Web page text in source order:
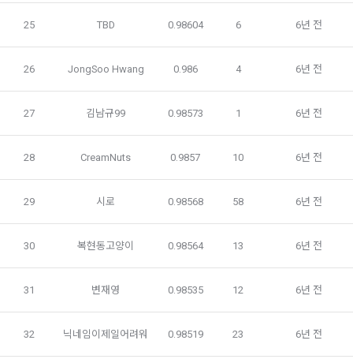
이지의 공지게시판에 그 적용일자 7일 이전부터 적용일자 전일
까지 공지한다.
5. '회사' 약관의 조항에 따른 정책을 제정 및 변경할 권리를 가지
용일자 전일까지 공지한다.
경된 약관이 공지된 지 15일 이내에 거부의사를 표명할 수 있다.
"회원"이 거부하는 경우 본 서비스 제공자인 "회사"는 15일의 기
간을 정하여 "회원"에게 사전 통지 후 당해 "회원"과의 계약을 해
으로 간주한다.
제 4 조 (약관의 해석)
관한법률, 전기통신기본법, 전기통신사업법, 정보통신망이용촉
니다. 추가로 개인정보를 수집할 경우에는 해당 개인정보 수집
시점에서 이용자에게 ‘수집하는 개인정보 항목, 개인정보의 수
집 및 이용목적, 개인정보의 보관기간’에 대해 안내 드리고 동의
필수 항목: 이름, 이메일, 핸드폰 번호, 경력, 신입/경력 해당 사항
25 TBD 0.98604 6 6년 전
26 JongSoo Hwang 0.986 4 6년 전
27 김남규99 0.98573 1 6년 전
28 CreamNuts 0.9857 10 6년 전
29 시로 0.98568 58 6년 전
30 복현동고양이 0.98564 13 6년 전
31 변재영 0.98535 12 6년 전
32 닉네임이제일어려워 0.98519 23 6년 전